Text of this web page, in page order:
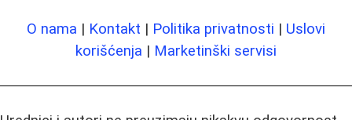
O nama | Kontakt | Politika privatnosti | Uslovi
korišćenja | Marketinški servisi